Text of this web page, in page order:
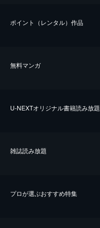
ポイント（レンタル）作品
無料マンガ
U-NEXTオリジナル書籍読み放題
雑誌読み放題
プロが選ぶおすすめ特集